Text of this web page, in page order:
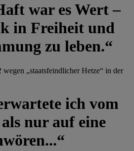
war es Wert –
in Freiheit und
zu leben.“
„staatsfeindlicher Hetze“ in der
ich vom
nur auf eine